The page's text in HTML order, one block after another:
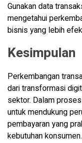
Gunakan data
mengetahui
bisnis yang lebih
Kesimpulan
Perkembangan
dari transformasi
sektor. Dalam
untuk mendukung
pembayaran yang
kebutuhan konsumen.